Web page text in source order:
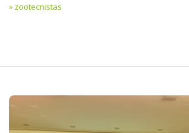
zootecnistas